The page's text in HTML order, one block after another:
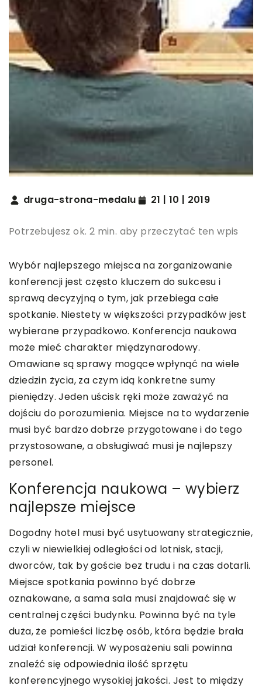
druga-strona-medalu 21 | 10 | 2019
Potrzebujesz ok. 2 min. aby przeczytać ten wpis
Wybór najlepszego miejsca na zorganizowanie
konferencji jest często kluczem do sukcesu i
sprawą decyzyjną o tym, jak przebiega całe
spotkanie. Niestety w większości przypadków jest
wybierane przypadkowo. Konferencja naukowa
może mieć charakter międzynarodowy.
Omawiane są sprawy mogące wpłynąć na wiele
dziedzin życia, za czym idą konkretne sumy
pieniędzy. Jeden uścisk ręki może zaważyć na
dojściu do porozumienia. Miejsce na to wydarzenie
musi być bardzo dobrze przygotowane i do tego
przystosowane, a obsługiwać musi je najlepszy
personel.
Konferencja naukowa – wybierz
najlepsze miejsce
Dogodny hotel musi być usytuowany strategicznie,
czyli w niewielkiej odległości od lotnisk, stacji,
dworców, tak by goście bez trudu i na czas dotarli.
Miejsce spotkania powinno być dobrze
oznakowane, a sama sala musi znajdować się w
centralnej części budynku. Powinna być na tyle
duża, że pomieści liczbę osób, która będzie brała
udział konferencji. W wyposażeniu sali powinna
znaleźć się odpowiednia ilość sprzętu
konferencyjnego wysokiej jakości. Jest to między